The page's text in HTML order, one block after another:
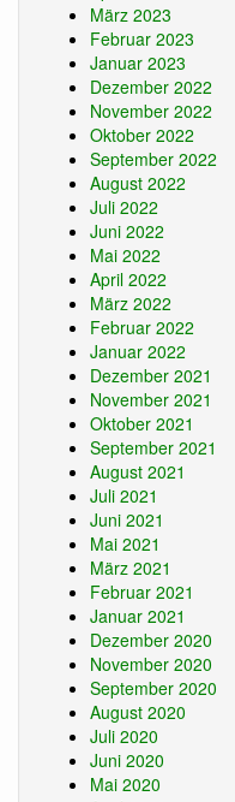
März 2023
Februar 2023
Januar 2023
Dezember 2022
November 2022
Oktober 2022
September 2022
August 2022
Juli 2022
Juni 2022
Mai 2022
April 2022
März 2022
Februar 2022
Januar 2022
Dezember 2021
November 2021
Oktober 2021
September 2021
August 2021
Juli 2021
Juni 2021
Mai 2021
März 2021
Februar 2021
Januar 2021
Dezember 2020
November 2020
September 2020
August 2020
Juli 2020
Juni 2020
Mai 2020